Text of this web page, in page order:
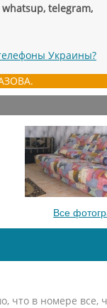
whatsup, telegram,
Украины?
Все
что в номере все,